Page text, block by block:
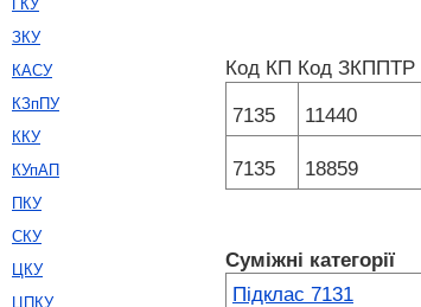
Код КП Код ЗКППТР
7135
11440
7135 18859
Суміжні категорії
Підклас 7131
ГКУ
ЗКУ
КАСУ
КЗпПУ
ККУ
КУпАП
ПКУ
СКУ
ЦКУ
ЦПКУ